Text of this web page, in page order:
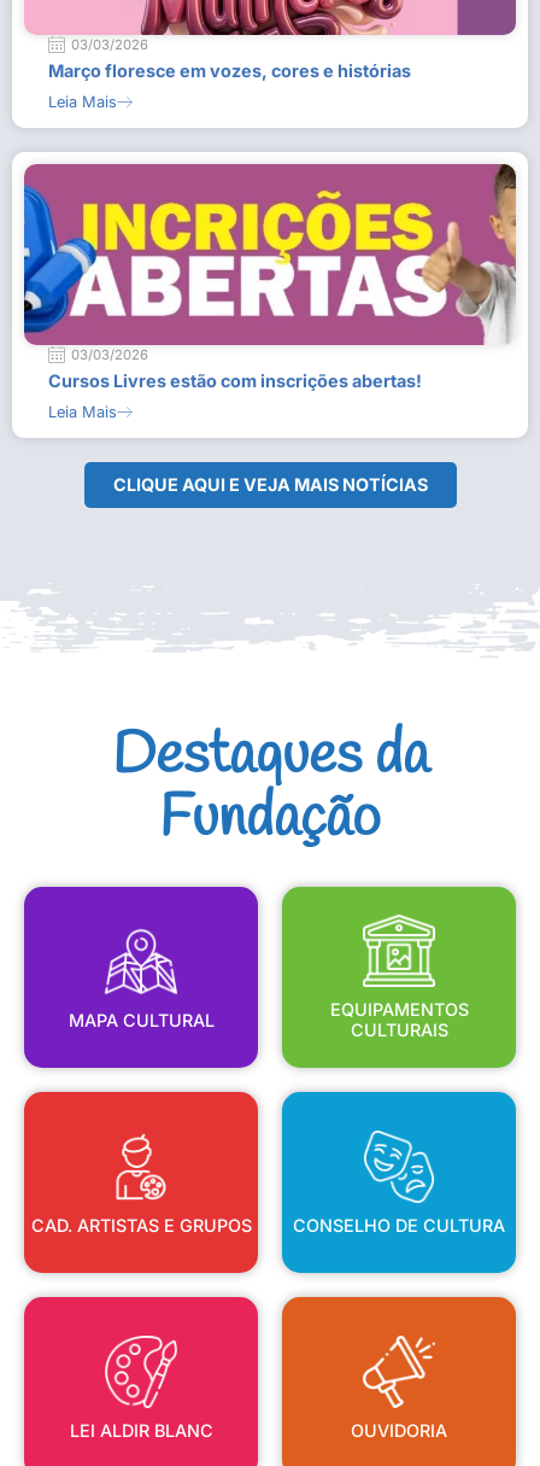
03/03/2026
Março floresce em vozes, cores e histórias
Leia Mais
03/03/2026
Cursos Livres estão com inscrições abertas!
Leia Mais
CLIQUE AQUI E VEJA MAIS NOTÍCIAS
Destaques da
Fundação
MAPA CULTURAL
MAPA CULTURAL
EQUIPAMENTOS
CULTURAIS
EQUIPAMENTOS
CULTURAIS
CAD. ARTISTAS E GRUPOS
CAD. ARTISTAS E GRUPOS
CONSELHO DE CULTURA
CONSELHO DE CULTURA
LEI ALDIR BLANC
LEI ALDIR BLANC
OUVIDORIA
OUVIDORIA